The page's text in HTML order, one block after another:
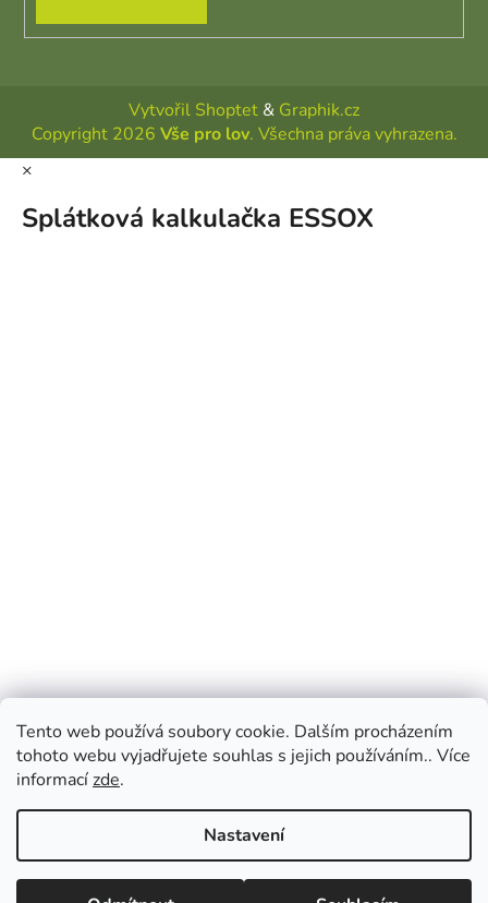
Tento web používá soubory cookie. Dalším procházením
tohoto webu vyjadřujete souhlas s jejich používáním.. Více
informacízde.
Nastavení
Vážení zákazníci, v případě dotazů vás prosíme
Vytvořil Shoptet & Graphik.cz
Copyright 2026 Vše pro lov. Všechna práva vyhrazena.
×
Splátková kalkulačka ESSOX